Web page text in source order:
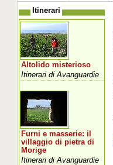
Itinerari
Altolido misterioso
Itinerari di Avanguardie
Furni e masserie: il
villaggio di pietra di
Morige
Itinerari di Avanguardie